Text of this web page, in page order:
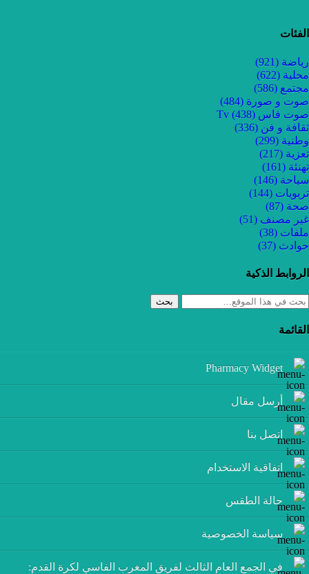
الفئات
رياضة (921)
محلية (622)
مجتمع (586)
صوت و صورة (484)
صوت فاس Tv (438)
ثقافة و فن (336)
وطنية (299)
تعزية (217)
تهنئة (161)
سياحة (146)
تربويات (144)
صحة (87)
غير مصنف (51)
ملفات (38)
حوادث (37)
الروابط الذكية
بحث
القائمة
Pharmacy Widget
أرسل مقال
إتصل بنا
اتفاقية الاستخدام
حالة الطقس
سياسة الخصوصية
في الجمع العام الثالث لفريق المغرب الفاسي لكرة القدم: